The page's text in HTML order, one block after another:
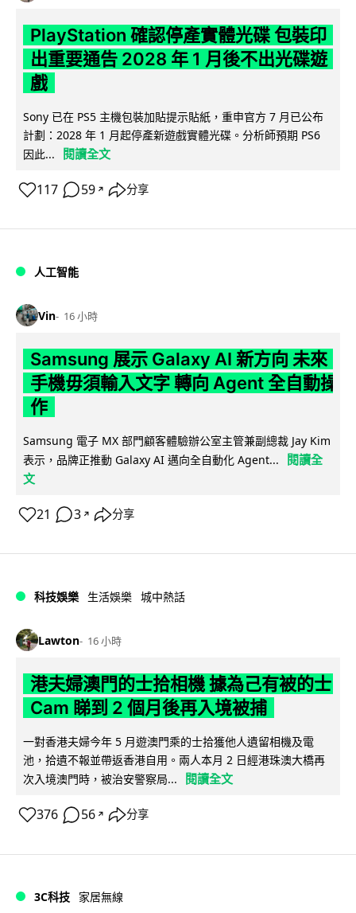
PlayStation 確認停產實體光碟 包裝印
出重要通告 2028 年 1 月後不出光碟遊
戲
Sony 已在 PS5 主機包裝加貼提示貼紙，重申官方 7 月已公布
計劃：2028 年 1 月起停產新遊戲實體光碟。分析師預期 PS6
因此...
閱讀全文
117 59 ↗ 分享
人工智能
Vin 16 小時
Samsung 展示 Galaxy AI 新方向 未來
手機毋須輸入文字 轉向 Agent 全自動操
作
Samsung 電子 MX 部門顧客體驗辦公室主管兼副總裁 Jay Kim
表示，品牌正推動 Galaxy AI 邁向全自動化 Agent...
閱讀全
文
21 3 ↗ 分享
科技娛樂 生活娛樂 城中熱話
Lawton 16 小時
港夫婦澳門的士拾相機 據為己有被的士
Cam 睇到 2 個月後再入境被捕
一對香港夫婦今年 5 月遊澳門乘的士拾獲他人遺留相機及電
池，拾遺不報並帶返香港自用。兩人本月 2 日經港珠澳大橋再
次入境澳門時，被治安警察局...
閱讀全文
376 56 ↗ 分享
3C科技 家居無線